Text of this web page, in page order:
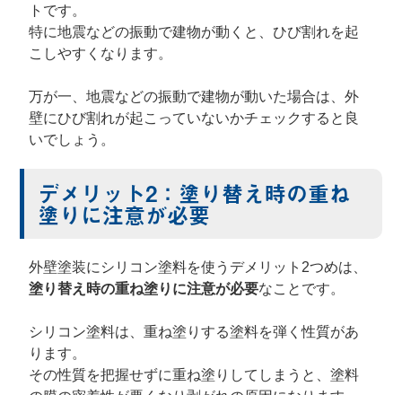
トです。
特に地震などの振動で建物が動くと、ひび割れを起
こしやすくなります。
万が一、地震などの振動で建物が動いた場合は、外
壁にひび割れが起こっていないかチェックすると良
いでしょう。
デメリット2：塗り替え時の重ね
塗りに注意が必要
外壁塗装にシリコン塗料を使うデメリット2つめは、
塗り替え時の重ね塗りに注意が必要なことです。
シリコン塗料は、重ね塗りする塗料を弾く性質があ
ります。
その性質を把握せずに重ね塗りしてしまうと、塗料